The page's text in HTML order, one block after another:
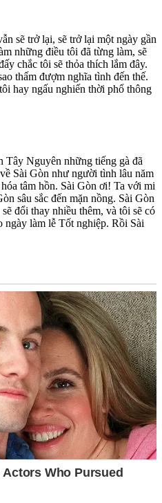
sẽ trở lại, sẽ trở lại một ngày gần
những điều tôi đã từng làm, sẽ
chắc tôi sẽ thỏa thích lắm đây.
thấm đượm nghĩa tình đến thế.
hay ngấu nghiến thời phổ thông
Tây Nguyên những tiếng gà đã
Sài Gòn như ngư‌ời tìn‌h lâu năm
tâm hồn. Sài Gòn ơi! Ta với mi
sâu sắc đến mặn nồng. Sài Gòn
đổi thay nhiều thêm, và tôi sẽ có
ngày làm lễ Tốt nghiệp. Rồi Sài